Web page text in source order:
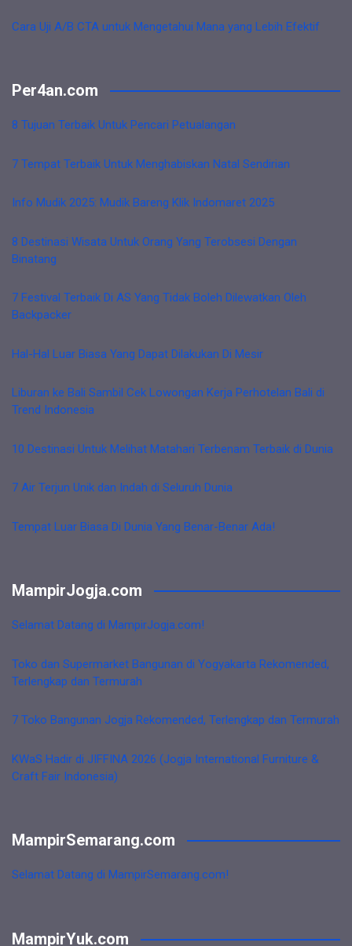
Cara Uji A/B CTA untuk Mengetahui Mana yang Lebih Efektif
Per4an.com
8 Tujuan Terbaik Untuk Pencari Petualangan
7 Tempat Terbaik Untuk Menghabiskan Natal Sendirian
Info Mudik 2025: Mudik Bareng Klik Indomaret 2025
8 Destinasi Wisata Untuk Orang Yang Terobsesi Dengan
Binatang
7 Festival Terbaik Di AS Yang Tidak Boleh Dilewatkan Oleh
Backpacker
Hal-Hal Luar Biasa Yang Dapat Dilakukan Di Mesir
Liburan ke Bali Sambil Cek Lowongan Kerja Perhotelan Bali di
Trend Indonesia
10 Destinasi Untuk Melihat Matahari Terbenam Terbaik di Dunia
7 Air Terjun Unik dan Indah di Seluruh Dunia
Tempat Luar Biasa Di Dunia Yang Benar-Benar Ada!
MampirJogja.com
Selamat Datang di MampirJogja.com!
Toko dan Supermarket Bangunan di Yogyakarta Rekomended,
Terlengkap dan Termurah
7 Toko Bangunan Jogja Rekomended, Terlengkap dan Termurah
KWaS Hadir di JIFFINA 2026 (Jogja International Furniture &
Craft Fair Indonesia)
MampirSemarang.com
Selamat Datang di MampirSemarang.com!
MampirYuk.com